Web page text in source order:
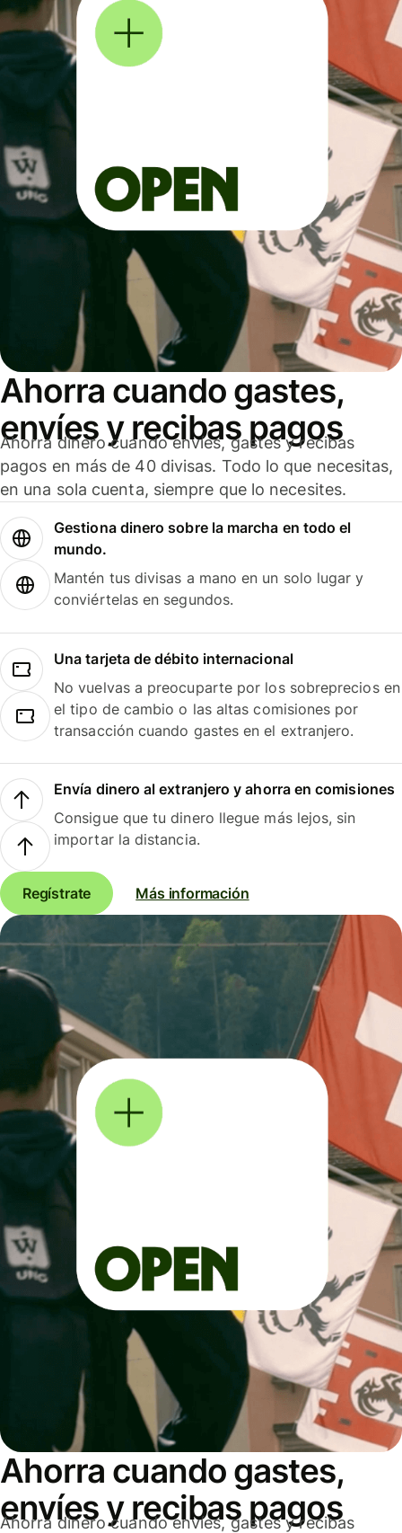
Ahorra cuando gastes,
envíes y recibas pagos
Ahorra dinero cuando envíes, gastes y recibas
pagos en más de 40 divisas. Todo lo que necesitas,
en una sola cuenta, siempre que lo necesites.
Gestiona dinero sobre la marcha en todo el
mundo.
Mantén tus divisas a mano en un solo lugar y
conviértelas en segundos.
Una tarjeta de débito internacional
No vuelvas a preocuparte por los sobreprecios en
el tipo de cambio o las altas comisiones por
transacción cuando gastes en el extranjero.
Envía dinero al extranjero y ahorra en comisiones
Consigue que tu dinero llegue más lejos, sin
importar la distancia.
Regístrate Más información
Ahorra cuando gastes,
envíes y recibas pagos
Ahorra dinero cuando envíes, gastes y recibas